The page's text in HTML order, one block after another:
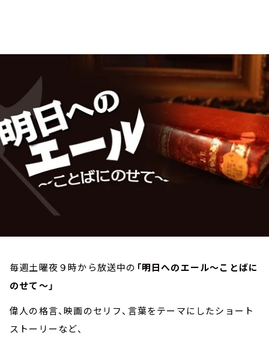
トピックス
お知らせ
イベント・グッズ
YouTube
会社情報
毎週土曜夜９時から放送中の 「明日へのエール～ことばに
のせて～」
偉人の格言、映画のセリフ、言葉をテーマにしたショート
ストーリーなど、